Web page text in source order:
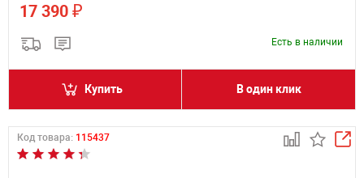
17 390 ₽
Есть в наличии
Купить В один клик
Код товара: 115437